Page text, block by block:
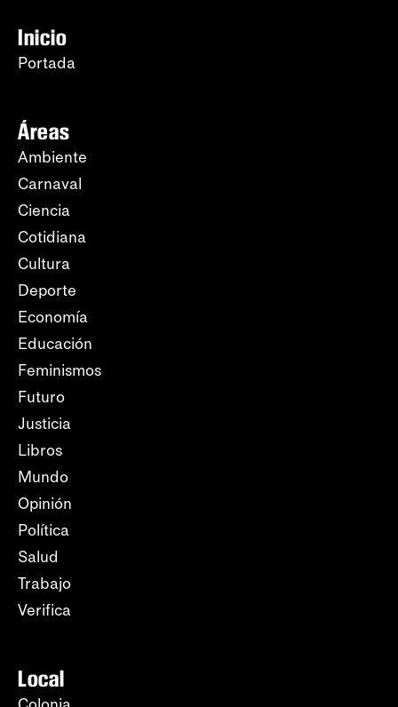
Inicio
Portada
Áreas
Ambiente
Carnaval
Ciencia
Cotidiana
Cultura
Deporte
Economía
Educación
Feminismos
Futuro
Justicia
Libros
Mundo
Opinión
Política
Salud
Trabajo
Verifica
Local